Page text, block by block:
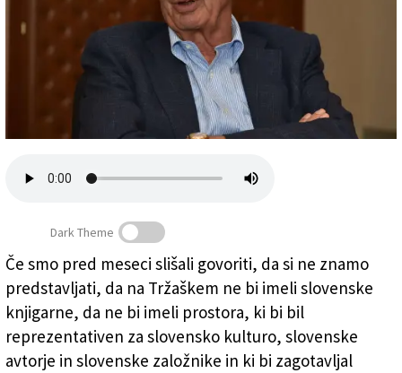
Uredništvo
Založnik
Zadruga PD
Novo Tržaško knjižno središče na Trgu Oberdan
Dark Theme
Če smo pred meseci slišali govoriti, da si ne znamo
predstavljati, da na Tržaškem ne bi imeli slovenske
knjigarne, da ne bi imeli prostora, ki bi bil
reprezentativen za slovensko kulturo, slovenske
avtorje in slovenske založnike in ki bi zagotavljal